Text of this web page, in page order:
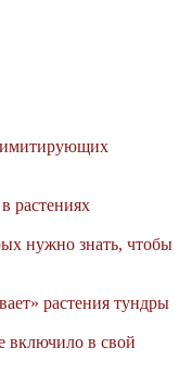
имитирующих
растениях
нужно знать, чтобы
растения тундры
включило в свой